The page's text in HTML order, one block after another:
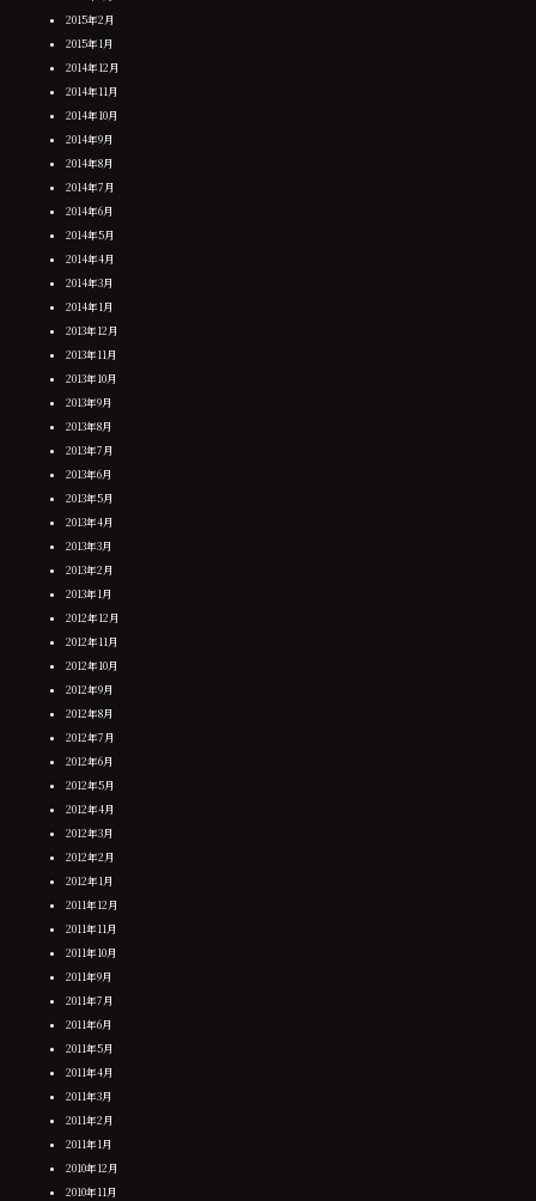
2015年2月
2015年1月
2014年12月
2014年11月
2014年10月
2014年9月
2014年8月
2014年7月
2014年6月
2014年5月
2014年4月
2014年3月
2014年1月
2013年12月
2013年11月
2013年10月
2013年9月
2013年8月
2013年7月
2013年6月
2013年5月
2013年4月
2013年3月
2013年2月
2013年1月
2012年12月
2012年11月
2012年10月
2012年9月
2012年8月
2012年7月
2012年6月
2012年5月
2012年4月
2012年3月
2012年2月
2012年1月
2011年12月
2011年11月
2011年10月
2011年9月
2011年7月
2011年6月
2011年5月
2011年4月
2011年3月
2011年2月
2011年1月
2010年12月
2010年11月